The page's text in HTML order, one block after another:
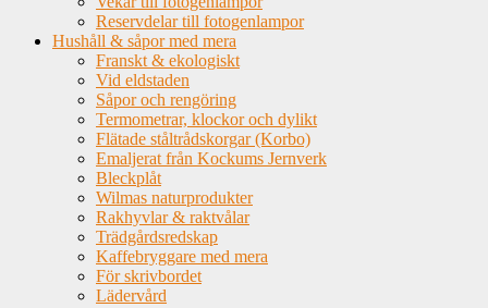
Reservdelar till fotogenlampor
Hushåll & såpor med mera
Franskt & ekologiskt
Vid eldstaden
Såpor och rengöring
Termometrar, klockor och dylikt
Flätade ståltrådskorgar (Korbo)
Emaljerat från Kockums Jernverk
Bleckplåt
Wilmas naturprodukter
Rakhyvlar & raktvålar
Trädgårdsredskap
Kaffebryggare med mera
För skrivbordet
Lädervård